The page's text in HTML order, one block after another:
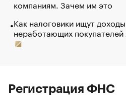
компаниям. Зачем им это
Как налоговики ищут доходы
неработающих покупателей
Регистрация ФНС